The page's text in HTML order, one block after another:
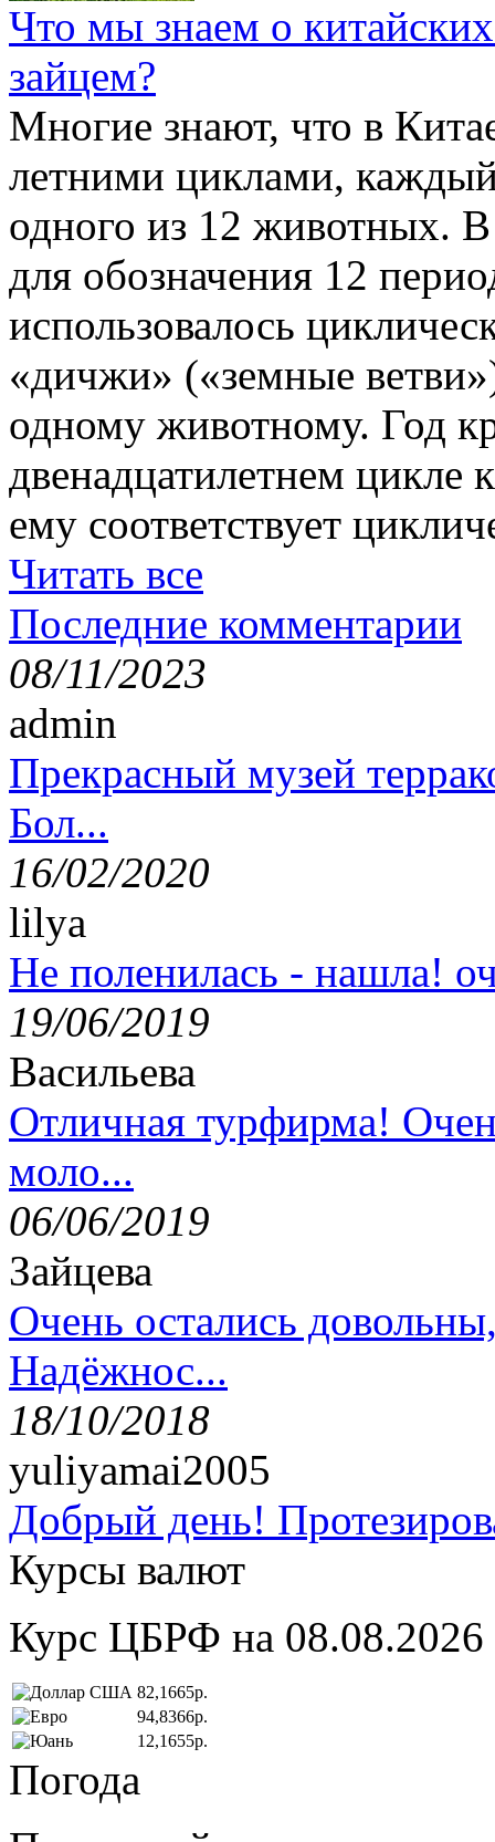
Что мы знаем о
зайцем?
Многие знают, что в
летними циклами,
одного из 12 животных. В
для обозначения 12
использовалось
«дичжи» («земные
одному животному. Год
двенадцатилетнем цикле
ему соответствует
Читать все
Последние комментарии
08/11/2023
admin
Прекрасный музей
Бол...
16/02/2020
lilya
Не поленилась - нашла!
19/06/2019
Васильева
Отличная турфирма!
моло...
06/06/2019
Зайцева
Очень остались
Надёжнос...
18/10/2018
yuliyamai2005
Добрый день!
Курсы валют
Курс ЦБРФ на 08.08.2026
82,1665р.
94,8366р.
12,1655р.
Погода